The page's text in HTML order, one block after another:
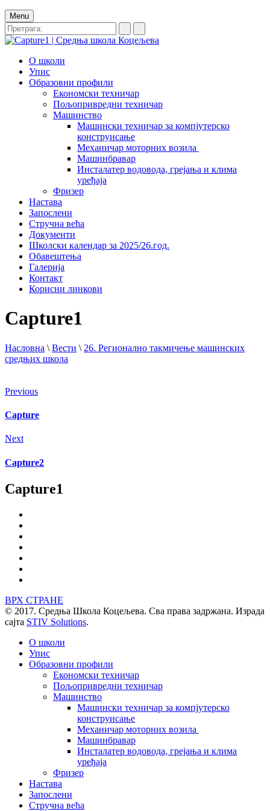
Menu
О школи
Упис
Образовни профили
Економски техничар
Пољопривредни техничар
Машинство
Машински техничар за компјутерско
конструисање
Механичар моторних возила
Машинбравар
Инсталатер водовода, грејања и клима
уређаја
Фризер
Настава
Запослени
Стручна већа
Документи
Школски календар за 2025/26.год.
Обавештења
Галерија
Контакт
Корисни линкови
Capture1
Насловна \ Вести \ 26. Регионално такмичење машинских
средњих школа
Previous
Capture
Next
Capture2
Capture1
ВРХ СТРАНЕ
© 2017. Средња Школа Коцељева. Сва права задржана. Израда
сајта STIV Solutions.
О школи
Упис
Образовни профили
Економски техничар
Пољопривредни техничар
Машинство
Машински техничар за компјутерско
конструисање
Механичар моторних возила
Машинбравар
Инсталатер водовода, грејања и клима
уређаја
Фризер
Настава
Запослени
Стручна већа